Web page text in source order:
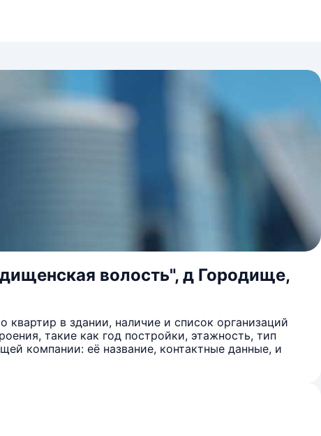
волость", д Городище,
в здании, наличие и список организаций
такие как год постройки, этажность, тип
компании: её название, контактные данные, и